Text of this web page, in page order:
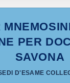
PER
SAVONA
D'ESAME